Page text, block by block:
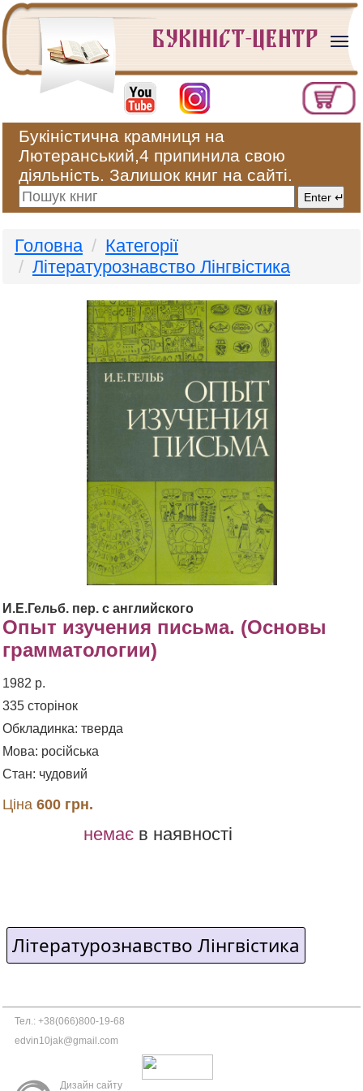
Букіністична крамниця на
Лютеранський,4 припинила свою
діяльність. Залишок книг на сайті.
Головна
Категорії
Літературознавство Лінгвістика
И.Е.Гельб. пер. с английского
Опыт изучения письма. (Основы
грамматологии)
1982 р.
335 сторінок
Обкладинка: тверда
Мова: російська
Стан: чудовий
Ціна 600 грн.
немає в наявності
Літературознавство Лінгвістика
Тел.: +38(066)800-19-68
edvin10jak@gmail.com
Дизайн сайту